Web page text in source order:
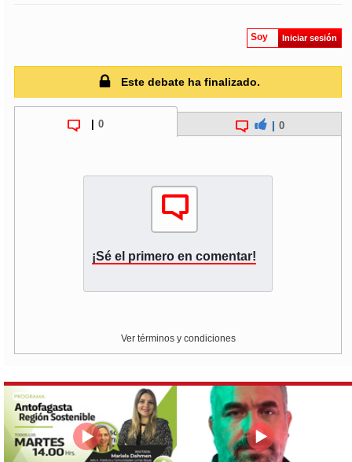
Soy Iniciar sesión
Este debate ha finalizado.
0 0
¡Sé el primero en comentar!
Ver términos y condiciones